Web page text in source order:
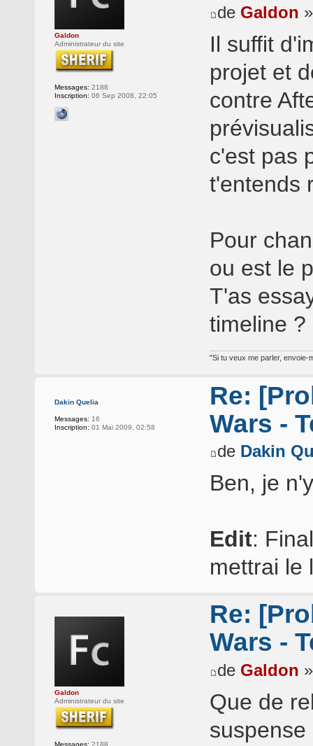
Galdon
Administrateur du site
Messages: 2188
Inscription: 06 Sep 2008, 22:05
de Galdon
Il suffit
projet et
contre
c'est pas
t'entends
Pour
ou est le
T'as
timeline ?
"Si tu veux me parler, envoie-
Dakin Quelia
Messages: 16
Inscription: 01 Mai 2009, 02:58
Re:
Wars -
de Dakin
Ben, je
Edit:
mettrai le
Galdon
Administrateur du site
Messages: 2188
Re:
Wars -
de Galdon
Que de